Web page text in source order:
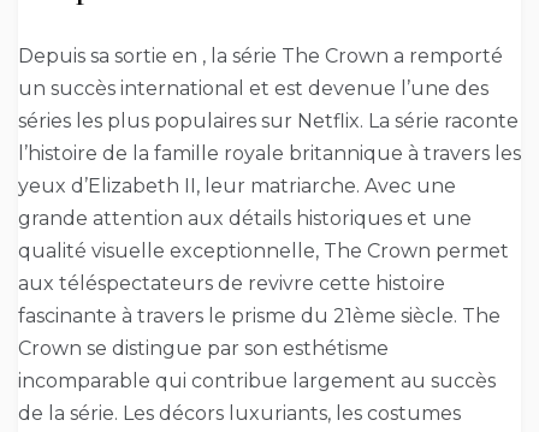
Depuis sa sortie en , la série The Crown a remporté
un succès international et est devenue l’une des
séries les plus populaires sur Netflix. La série raconte
l’histoire de la famille royale britannique à travers les
yeux d’Elizabeth II, leur matriarche. Avec une
grande attention aux détails historiques et une
qualité visuelle exceptionnelle, The Crown permet
aux téléspectateurs de revivre cette histoire
fascinante à travers le prisme du 21ème siècle. The
Crown se distingue par son esthétisme
incomparable qui contribue largement au succès
de la série. Les décors luxuriants, les costumes